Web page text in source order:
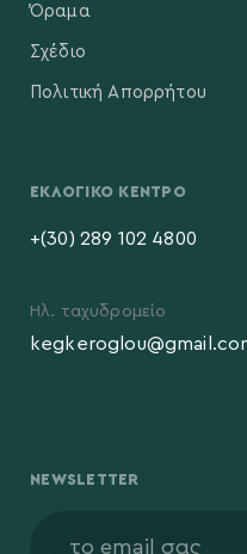
Όραμα
Σχέδιο
Πολιτική Απορρήτου
ΕΚΛΟΓΙΚΌ ΚΈΝΤΡΟ
+(30) 289 102 4800
Ηλ. ταχυδρομείο
NEWSLETTER